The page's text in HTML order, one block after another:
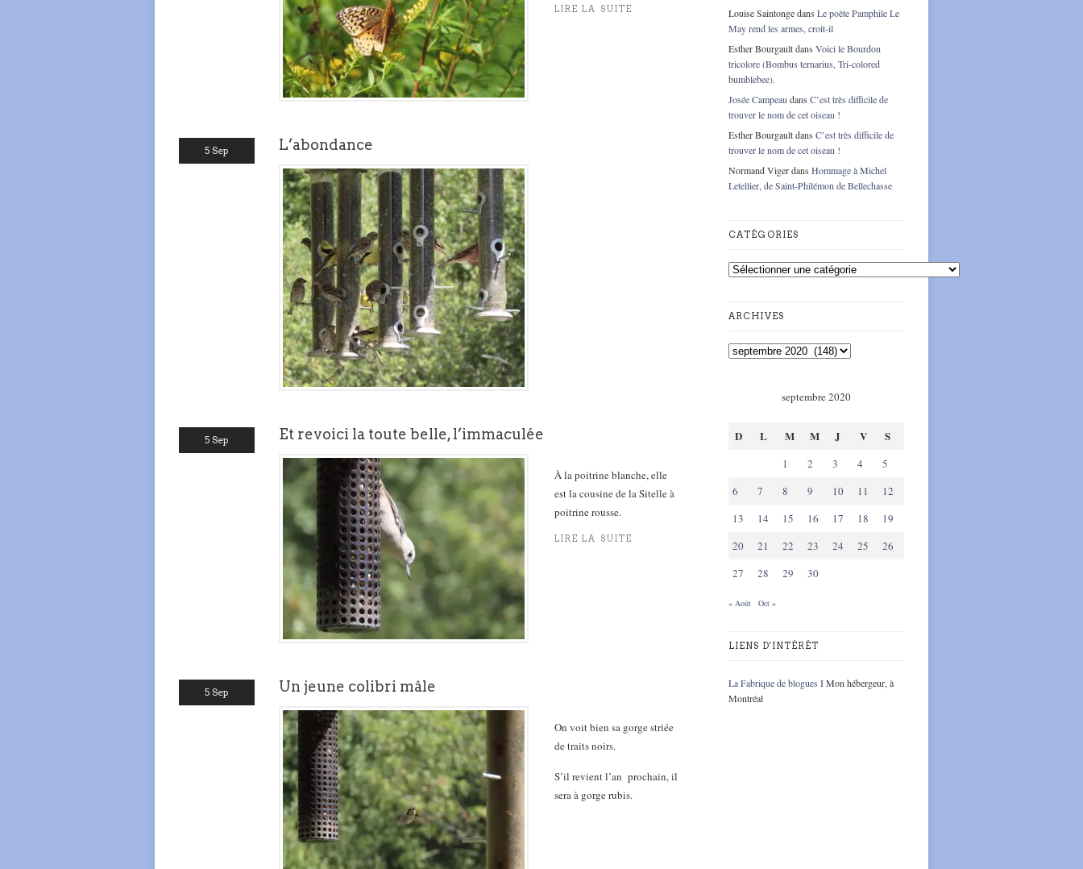
LIRE LA SUITE
5 Sep L’abondance
5 Sep Et revoici la toute belle, l’immaculée
À la poitrine blanche, elle
est la cousine de la Sitelle à
poitrine rousse.
LIRE LA SUITE
5 Sep Un jeune colibri mâle
On voit bien sa gorge striée
de traits noirs.
S’il revient l’an prochain, il
sera à gorge rubis.
Louise Saintongedans Le poète Pamphile Le
May rend les armes, croit-il
Esther Bourgaultdans Voici le Bourdon
tricolore (Bombus ternarius, Tri-colored
bumblebee).
Josée Campeau dans C’est très difficile de
trouver le nom de cet oiseau !
Esther Bourgaultdans C’est très difficile de
trouver le nom de cet oiseau !
Normand Vigerdans Hommage à Michel
Letellier, de Saint-Philémon de Bellechasse
CATÉGORIES
ARCHIVES
septembre 2020
D L M M J V S
1 2 3 4
5
6
7 8 9 10 11
12
13
14 15 16 17 18
19
20
21 22 23 24 25
26
27
28 29 30
« Août Oct »
LIENS D'INTÉRÊT
La Fabrique de blogues IMon hébergeur, à
Montréal